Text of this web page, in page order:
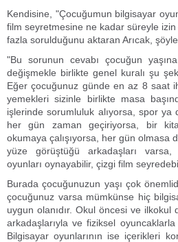
Kendisine, "Çocuğumun bilgisayar
film seyretmesine ne kadar süreyle
fazla sorulduğunu aktaran Arıcak,
"Bu sorunun cevabı çocuğun
değişmekle birlikte genel kuralı şu
Eğer çocuğunuz günde en az 8 saat
yemekleri sizinle birlikte masa
işlerinde sorumluluk alıyorsa, spor ya
her gün zaman geçiriyorsa, bir
okumaya çalışıyorsa, her gün olmasa
yüze görüştüğü arkadaşları
oyunları oynayabilir, çizgi film
Burada çocuğunuzun yaşı çok
çocuğunuz varsa mümkünse hiç
uygun olanıdır. Okul öncesi ve ilkokul
arkadaşlarıyla ve fiziksel
Bilgisayar oyunlarının ise içerikleri